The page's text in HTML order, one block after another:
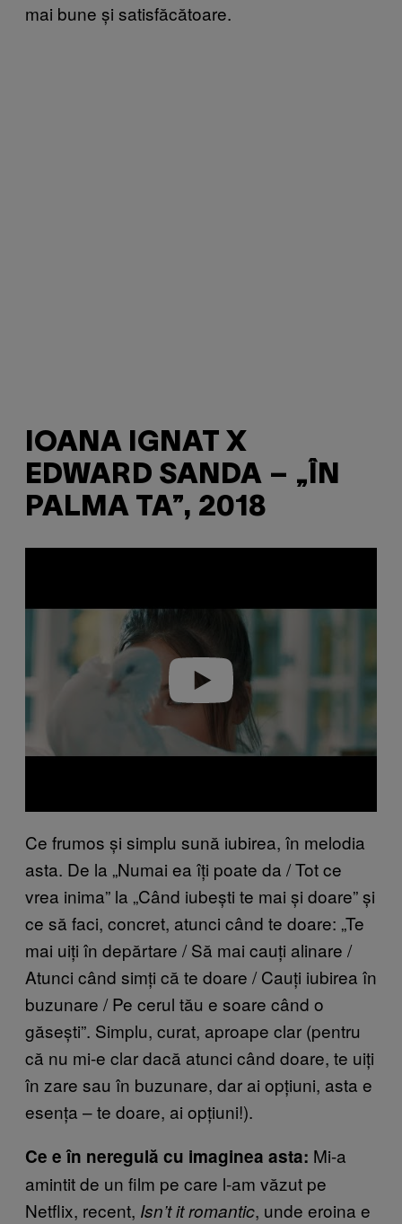
mai bune și satisfăcătoare.
IOANA IGNAT X
EDWARD SANDA – „ÎN
PALMA TA”, 2018
v
Ce frumos și simplu sună iubirea, în melodia
asta. De la „Numai ea îți poate da / Tot ce
vrea inima” la „Când iubești te mai și doare” și
ce să faci, concret, atunci când te doare: „Te
mai uiți în depărtare / Să mai cauți alinare /
Atunci când simți că te doare / Cauți iubirea în
buzunare / Pe cerul tău e soare când o
găsești”. Simplu, curat, aproape clar (pentru
că nu mi-e clar dacă atunci când doare, te uiți
în zare sau în buzunare, dar ai opțiuni, asta e
esența – te doare, ai opțiuni!).
Ce e în neregulă cu imaginea asta: Mi-a
amintit de un film pe care l-am văzut pe
Netflix, recent, Isn’t it romantic, unde eroina e